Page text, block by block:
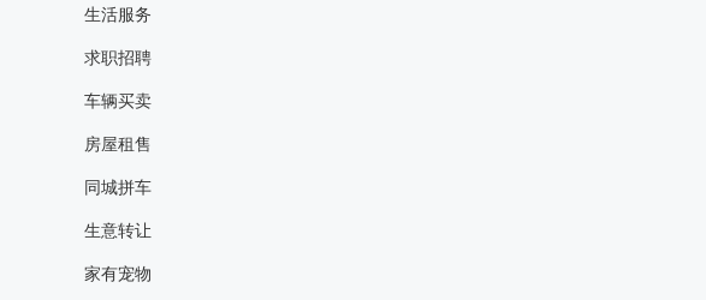
生活服务
求职招聘
车辆买卖
房屋租售
同城拼车
生意转让
家有宠物